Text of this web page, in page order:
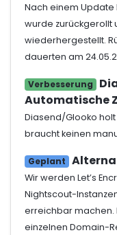
Nach einem Update
wurde zurückgerollt
wiederhergestellt.
dauerten am
Verbesserung
Automatische
Diasend/Glooko
braucht keinen
Geplant
Wir werden Let’s
Nightscout-
erreichbar machen.
einzelnen Domain-